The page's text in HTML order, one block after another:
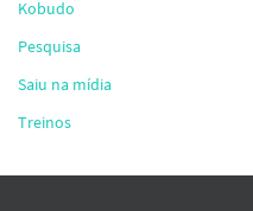
Kobudo
Pesquisa
Saiu na mídia
Treinos